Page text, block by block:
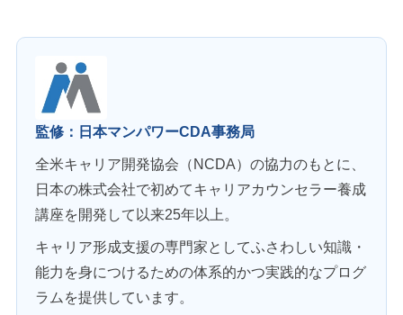
監修：日本マンパワーCDA事務局
全米キャリア開発協会（NCDA）の協力のもとに、
日本の株式会社で初めてキャリアカウンセラー養成
講座を開発して以来25年以上。
キャリア形成支援の専門家としてふさわしい知識・
能力を身につけるための体系的かつ実践的なプログ
ラムを提供しています。